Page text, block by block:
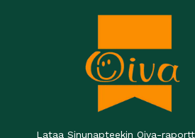
Lataa Sinunapteekin Oiva-